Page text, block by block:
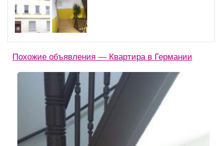
Похожие объявления — Квартира в Германии